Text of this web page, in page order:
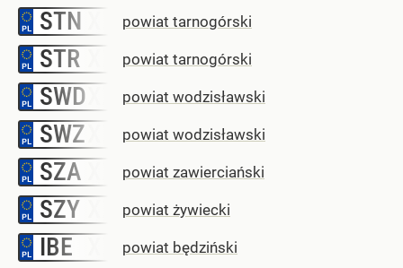
STN powiat tarnogórski
STR powiat tarnogórski
SWD powiat wodzisławski
SWZ powiat wodzisławski
SZA powiat zawierciański
SZY powiat żywiecki
IBE powiat będziński